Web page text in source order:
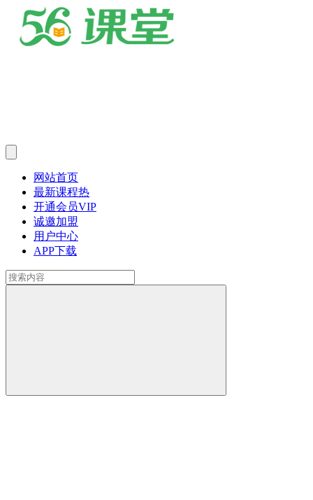
网站首页
最新课程热
开通会员VIP
诚邀加盟
用户中心
APP下载